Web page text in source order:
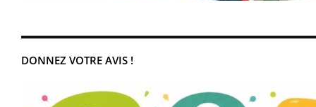
DONNEZ VOTRE AVIS !